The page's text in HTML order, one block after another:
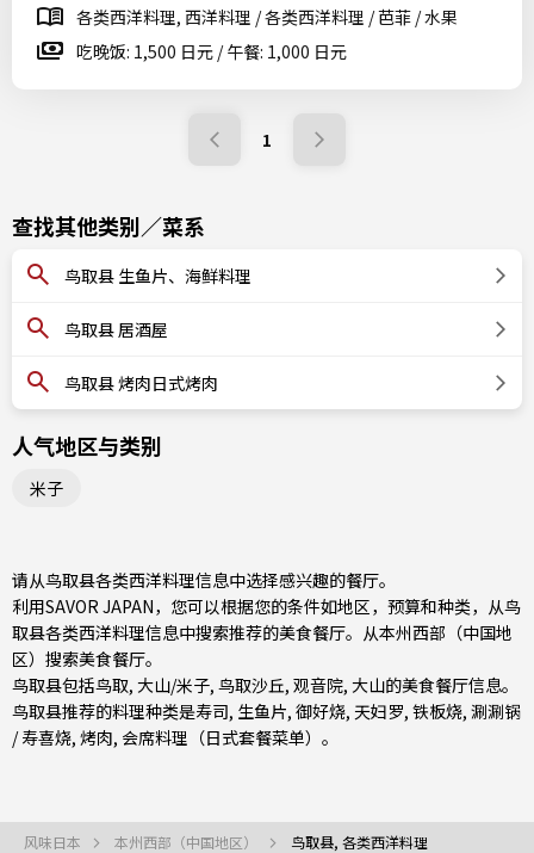
各类西洋料理, 西洋料理 / 各类西洋料理 / 芭菲 / 水果
吃晚饭: 1,500 日元 / 午餐: 1,000 日元
1
查找其他类别／菜系
鸟取县 生鱼片、海鲜料理
鸟取县 居酒屋
鸟取县 烤肉日式烤肉
人气地区与类别
米子
请从鸟取县各类西洋料理信息中选择感兴趣的餐厅。
利用SAVOR JAPAN，您可以根据您的条件如地区，预算和种类，从鸟
取县各类西洋料理信息中搜索推荐的美食餐厅。从本州西部（中国地
区） 搜索美食餐厅。
鸟取县包括鸟取, 大山/米子, 鸟取沙丘, 观音院, 大山的美食餐厅信息。
鸟取县推荐的料理种类是寿司, 生鱼片, 御好烧, 天妇罗, 铁板烧, 涮涮锅
/ 寿喜烧, 烤肉, 会席料理（日式套餐菜单） 。
风味日本 本州西部（中国地区） 鸟取县, 各类西洋料理